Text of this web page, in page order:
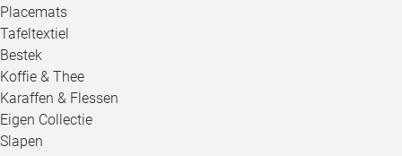
Placemats
Tafeltextiel
Bestek
Koffie & Thee
Karaffen & Flessen
Eigen Collectie
Slapen